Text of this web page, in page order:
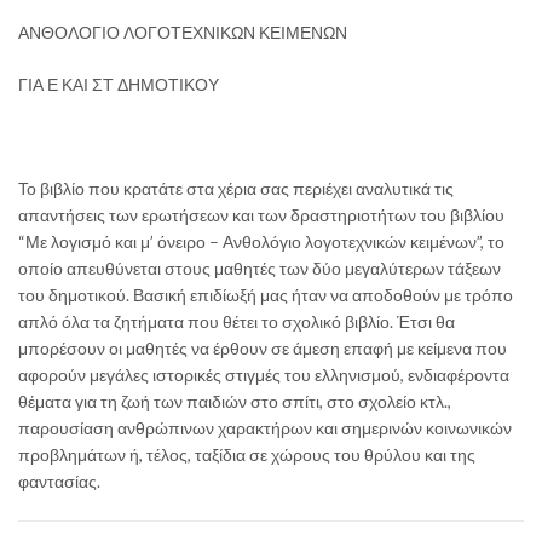
ΑΝΘΟΛΟΓΙΟ ΛΟΓΟΤΕΧΝΙΚΩΝ ΚΕΙΜΕΝΩΝ
ΓΙΑ Ε ΚΑΙ ΣΤ ΔΗΜΟΤΙΚΟΥ
Το βιβλίο που κρατάτε στα χέρια σας περιέχει αναλυτικά τις
απαντήσεις των ερωτήσεων και των δραστηριοτήτων του βιβλίου
“Με λογισμό και μ’ όνειρο – Ανθολόγιο λογοτεχνικών κειμένων”, το
οποίο απευθύνεται στους μαθητές των δύο μεγαλύτερων τάξεων
του δημοτικού. Βασική επιδίωξή μας ήταν να αποδοθούν με τρόπο
απλό όλα τα ζητήματα που θέτει το σχολικό βιβλίο. Έτσι θα
μπορέσουν οι μαθητές να έρθουν σε άμεση επαφή με κείμενα που
αφορούν μεγάλες ιστορικές στιγμές του ελληνισμού, ενδιαφέροντα
θέματα για τη ζωή των παιδιών στο σπίτι, στο σχολείο κτλ.,
παρουσίαση ανθρώπινων χαρακτήρων και σημερινών κοινωνικών
προβλημάτων ή, τέλος, ταξίδια σε χώρους του θρύλου και της
φαντασίας.